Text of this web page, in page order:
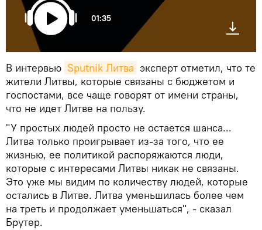
01:35
В интервью Sputnik Литва эксперт отметил, что те
жители Литвы, которые связаны с бюджетом и
госпостами, все чаще говорят от имени страны,
что не идет Литве на пользу.
"У простых людей просто не остается шанса...
Литва только проигрывает из-за того, что ее
жизнью, ее политикой распоряжаются люди,
которые с интересами Литвы никак не связаны.
Это уже мы видим по количеству людей, которые
остались в Литве. Литва уменьшилась более чем
на треть и продолжает уменьшаться", - сказал
Брутер.